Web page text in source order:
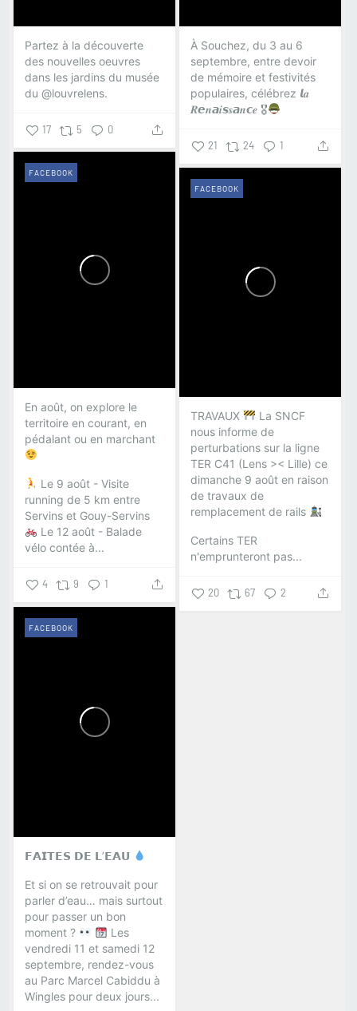
Partez à la découverte
des nouvelles oeuvres
dans les jardins du musée
du @louvrelens.
17 5 0
À Souchez, du 3 au 6
septembre, entre devoir
de mémoire et festivités
populaires, célébrez 𝙡𝒂
𝑹𝙚𝒏𝙖𝒊𝙨𝒔𝙖𝒏𝙘𝒆 🎖
21 24 1
En août, on explore le
territoire en courant, en
pédalant ou en marchant
Le 9 août - Visite
running de 5 km entre
Servins et Gouy-Servins
Le 12 août - Balade
vélo contée à...
FACEBOOK
4 9 1
TRAVAUX
La SNCF
nous informe de
perturbations sur la ligne
TER C41 (Lens >< Lille) ce
dimanche 9 août en raison
de travaux de
remplacement de rails
Certains TER
n'emprunteront pas...
FACEBOOK
20 67 2
𝗙𝗔𝗜𝗧𝗘𝗦 𝗗𝗘 𝗟’𝗘𝗔𝗨
Et si on se retrouvait pour
parler d’eau… mais surtout
pour passer un bon
moment ?
Les
vendredi 11 et samedi 12
septembre, rendez-vous
au Parc Marcel Cabiddu à
Wingles pour deux jours...
FACEBOOK